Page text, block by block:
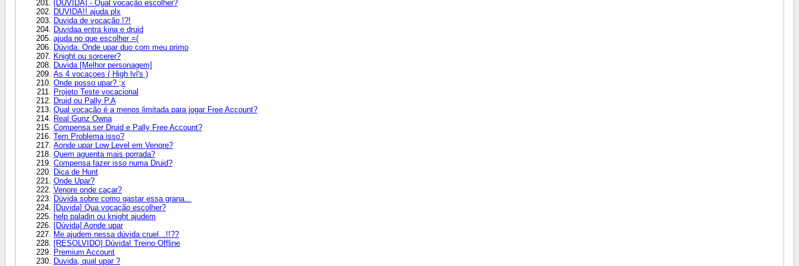
[DÚVIDA] - Qual vocação escolher?
DUVIDA!! ajuda plx
Duvida de vocação !?!
Duvidaa entra kina e druid
ajuda no que escolher =(
Dúvida: Onde upar duo com meu primo
Knight ou sorcerer?
Duvida [Melhor personagem]
As 4 vocaçoes ( High lvl's )
Onde posso upar? ;x
Projeto Teste vocacional
Druid ou Pally P.A
Qual vocação é a menos limitada para jogar Free Account?
Real Gunz Owna
Compensa ser Druid e Pally Free Account?
Tem Problema isso?
Aonde upar Low Level em Venore?
Quem aguenta mais porrada?
Compensa fazer isso numa Druid?
Dica de Hunt
Onde Upar?
Venore onde caçar?
Dúvida sobre como gastar essa grana...
[Duvida] Qua vocação escolher?
help paladin ou knight ajudem
[Dúvida] Aonde upar
Me ajudem nessa dúvida cruel...!!??
[RESOLVIDO] Dúvida! Treino Offline
Premium Account
Duvida, qual upar ?